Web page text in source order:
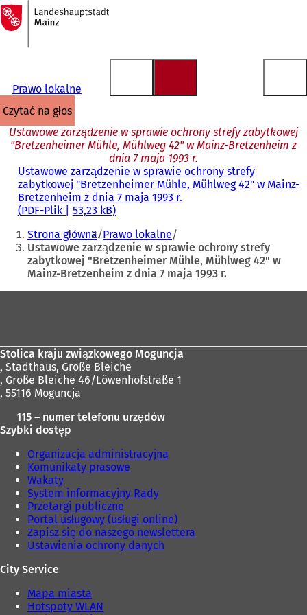
Przejdź do treści
Do
strony
głównej
Prawo lokalne
czytać na głos
Ustawowe zarządzenie w sprawie ochrony strefy zabytkowej
"Bretzenheimer Mühle, Mühlweg 42" w Mainz-Bretzenheim z
dnia 7 maja 1993 r.
Ustawowe zarządzenie w sprawie ochrony strefy
zabytkowej "Bretzenheimer Mühle, Mühlweg 42" w Mainz-
Bretzenheim z dnia 7 maja 1993 r.
PDF-Plik 53,23 kB
Jesteś
tutaj:
Strona główna Prawo lokalne
Ustawowe zarządzenie w sprawie ochrony strefy
zabytkowej "Bretzenheimer Mühle, Mühlweg 42" w
Mainz-Bretzenheim z dnia 7 maja 1993 r.
Stolica kraju związkowego Moguncja
, Stadthaus, Große Bleiche
, Große Bleiche 46/Löwenhofstraße 1
, 55116 Moguncja
115 – numer telefonu urzędów
Szybki dostęp
Organizacja administracyjna
Komunikaty prasowe
Wakaty
System informacyjny Rady
Przetargi publiczne
Portal usługowy (usługi online)
Zapisz się do naszego newslettera
Ustawienia ochrony danych
City Service
Mapa miasta
Hotspoty WLAN